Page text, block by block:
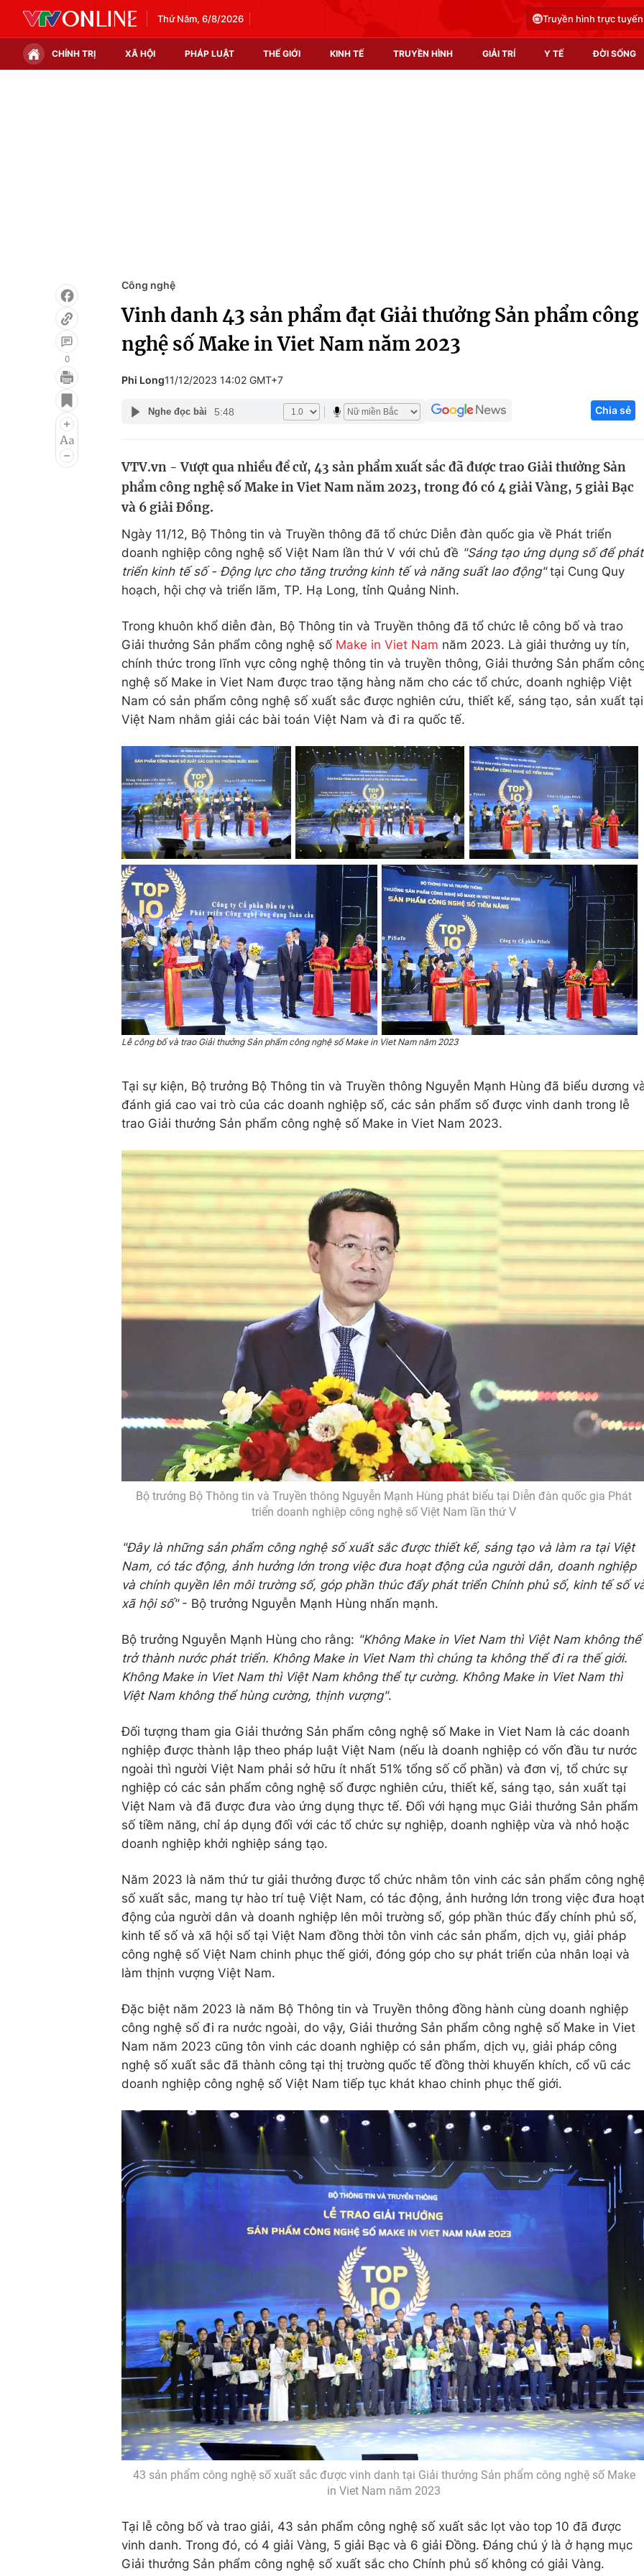
Thứ Năm, 6/8/2026 Truyền hình trực tuyến
CHÍNH TRỊ XÃ HỘI PHÁP LUẬT THẾ GIỚI KINH TẾ TRUYỀN HÌNH GIẢI TRÍ Y TẾ ĐỜI SỐNG
Infographic
Điện ảnh
Âm nhạc
Du lịch
Chất lượng cuộc sống
Tuyển sinh
Hitech Công
Thị trường
0
Công nghệ
Vinh danh 43 sản phẩm đạt Giải thưởng Sản phẩm công
nghệ số Make in Viet Nam năm 2023
Phi Long11/12/2023 14:02 GMT+7
Nghe đọc bài 5:48 Chia sẻ
VTV.vn - Vượt qua nhiều đề cử, 43 sản phẩm xuất sắc đã được trao Giải thưởng Sản
phẩm công nghệ số Make in Viet Nam năm 2023, trong đó có 4 giải Vàng, 5 giải Bạc
và 6 giải Đồng.
Ngày 11/12, Bộ Thông tin và Truyền thông đã tổ chức Diễn đàn quốc gia về Phát triển
doanh nghiệp công nghệ số Việt Nam lần thứ V với chủ đề "Sáng tạo ứng dụng số để phát
triển kinh tế số - Động lực cho tăng trưởng kinh tế và năng suất lao động"tại Cung Quy
hoạch, hội chợ và triển lãm, TP. Hạ Long, tỉnh Quảng Ninh.
Trong khuôn khổ diễn đàn, Bộ Thông tin và Truyền thông đã tổ chức lễ công bố và trao
Giải thưởng Sản phẩm công nghệ số Make in Viet Nam năm 2023. Là giải thưởng uy tín,
chính thức trong lĩnh vực công nghệ thông tin và truyền thông, Giải thưởng Sản phẩm
nghệ số Make in Viet Nam được trao tặng hàng năm cho các tổ chức, doanh nghiệp Việt
Nam có sản phẩm công nghệ số xuất sắc được nghiên cứu, thiết kế, sáng tạo, sản xuất tại
Việt Nam nhằm giải các bài toán Việt Nam và đi ra quốc tế.
Lễ công bố và trao Giải thưởng Sản phẩm công nghệ số Make in Viet Nam năm 2023
Tại sự kiện, Bộ trưởng Bộ Thông tin và Truyền thông Nguyễn Mạnh Hùng đã biểu dương
đánh giá cao vai trò của các doanh nghiệp số, các sản phẩm số được vinh danh trong lễ
trao Giải thưởng Sản phẩm công nghệ số Make in Viet Nam 2023.
Bộ trưởng Bộ Thông tin và Truyền thông Nguyễn Mạnh Hùng phát biểu tại Diễn đàn quốc gia Phát
triển doanh nghiệp công nghệ số Việt Nam lần thứ V
"Đây là những sản phẩm công nghệ số xuất sắc được thiết kế, sáng tạo và làm ra tại Việt
Nam, có tác động, ảnh hưởng lớn trong việc đưa hoạt động của người dân, doanh nghiệp
và chính quyền lên môi trường số, góp phần thúc đẩy phát triển Chính phủ số, kinh tế số
xã hội số"- Bộ trưởng Nguyễn Mạnh Hùng nhấn mạnh.
Bộ trưởng Nguyễn Mạnh Hùng cho rằng: "Không Make in Viet Nam thì Việt Nam không thể
trở thành nước phát triển. Không Make in Viet Nam thì chúng ta không thể đi ra thế giới.
Không Make in Viet Nam thì Việt Nam không thể tự cường. Không Make in Viet Nam thì
Việt Nam không thể hùng cường, thịnh vượng".
Đối tượng tham gia Giải thưởng Sản phẩm công nghệ số Make in Viet Nam là các doanh
nghiệp được thành lập theo pháp luật Việt Nam (nếu là doanh nghiệp có vốn đầu tư nước
ngoài thì người Việt Nam phải sở hữu ít nhất 51% tổng số cổ phần) và đơn vị, tổ chức sự
nghiệp có các sản phẩm công nghệ số được nghiên cứu, thiết kế, sáng tạo, sản xuất tại
Việt Nam và đã được đưa vào ứng dụng thực tế. Đối với hạng mục Giải thưởng Sản phẩm
số tiềm năng, chỉ áp dụng đối với các tổ chức sự nghiệp, doanh nghiệp vừa và nhỏ hoặc
doanh nghiệp khởi nghiệp sáng tạo.
Năm 2023 là năm thứ tư giải thưởng được tổ chức nhằm tôn vinh các sản phẩm công
số xuất sắc, mang tự hào trí tuệ Việt Nam, có tác động, ảnh hưởng lớn trong việc đưa hoạt
động của người dân và doanh nghiệp lên môi trường số, góp phần thúc đẩy chính phủ số,
kinh tế số và xã hội số tại Việt Nam đồng thời tôn vinh các sản phẩm, dịch vụ, giải pháp
công nghệ số Việt Nam chinh phục thế giới, đóng góp cho sự phát triển của nhân loại và
làm thịnh vượng Việt Nam.
Đặc biệt năm 2023 là năm Bộ Thông tin và Truyền thông đồng hành cùng doanh nghiệp
công nghệ số đi ra nước ngoài, do vậy, Giải thưởng Sản phẩm công nghệ số Make in Viet
Nam năm 2023 cũng tôn vinh các doanh nghiệp có sản phẩm, dịch vụ, giải pháp công
nghệ số xuất sắc đã thành công tại thị trường quốc tế đồng thời khuyến khích, cổ vũ các
doanh nghiệp công nghệ số Việt Nam tiếp tục khát khao chinh phục thế giới.
43 sản phẩm công nghệ số xuất sắc được vinh danh tại Giải thưởng Sản phẩm công nghệ số Make
in Viet Nam năm 2023
Tại lễ công bố và trao giải, 43 sản phẩm công nghệ số xuất sắc lọt vào top 10 đã được
vinh danh. Trong đó, có 4 giải Vàng, 5 giải Bạc và 6 giải Đồng. Đáng chú ý là ở hạng mục
Giải thưởng Sản phẩm công nghệ số xuất sắc cho Chính phủ số không có giải Vàng.